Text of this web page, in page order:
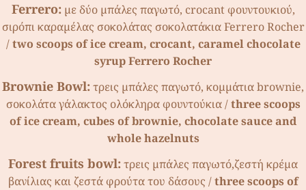
Ferrero:µε δύο µπάλες παγωτό, crocant φουντουκιού,
σιρόπι καραµέλας σοκολάτας σοκολατάκια Ferrero Rocher
/two scoops of ice cream, crocant, caramel chocolate
syrup Ferrero Rocher
Brownie Bowl:
σοκολάτα γάλακτος ολόκληρα φουντούκια /three scoops
of ice cream, cubes of brownie, chocolate sauce and
whole hazelnuts
Forest fruits bowl:
βανίλιας και ζεστά φρούτα του δάσους /three scoops of